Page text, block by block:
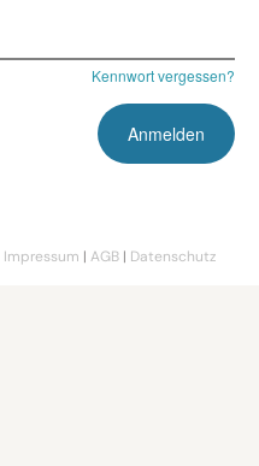
Kennwort vergessen?
Impressum | AGB | Datenschutz